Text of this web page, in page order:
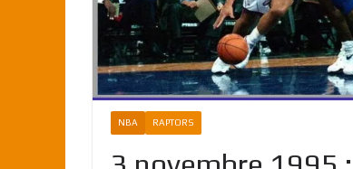
NBA RAPTORS